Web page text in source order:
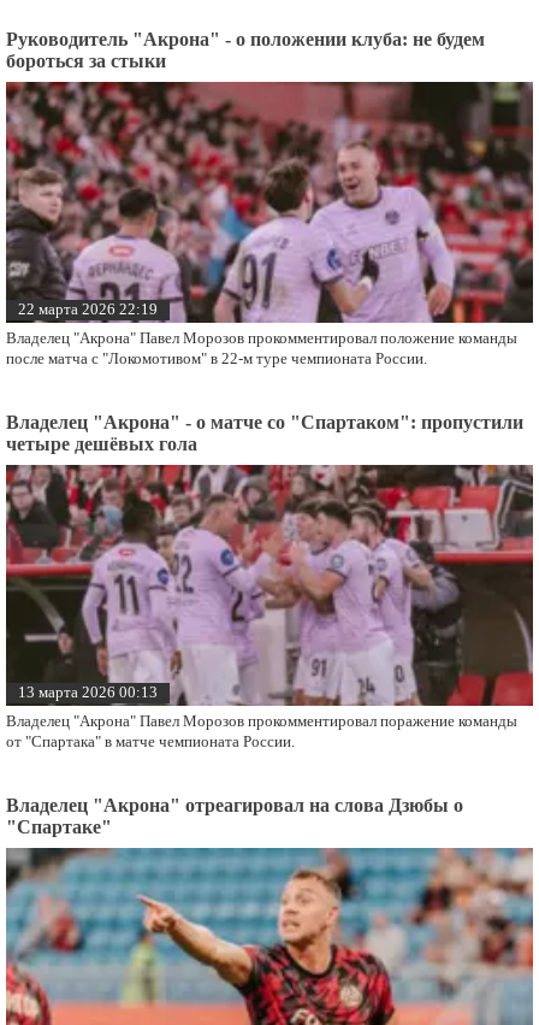
Руководитель "Акрона" - о положении клуба: не будем
бороться за стыки
22 марта 2026 22:19
Владелец "Акрона" Павел Морозов прокомментировал положение команды
после матча с "Локомотивом" в 22-м туре чемпионата России.
Владелец "Акрона" - о матче со "Спартаком": пропустили
четыре дешёвых гола
13 марта 2026 00:13
Владелец "Акрона" Павел Морозов прокомментировал поражение команды
от "Спартака" в матче чемпионата России.
Владелец "Акрона" отреагировал на слова Дзюбы о
"Спартаке"